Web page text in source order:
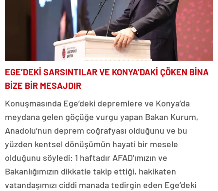
EGE’DEKİ SARSINTILAR VE KONYA’DAKİ ÇÖKEN BİNA
BİZE BİR MESAJDIR
Konuşmasında Ege’deki depremlere ve Konya’da
meydana gelen göçüğe vurgu yapan Bakan Kurum,
Anadolu’nun deprem coğrafyası olduğunu ve bu
yüzden kentsel dönüşümün hayati bir mesele
olduğunu söyledi: 1 haftadır AFAD’ımızın ve
Bakanlığımızın dikkatle takip ettiği, hakikaten
vatandaşımızı ciddi manada tedirgin eden Ege’deki